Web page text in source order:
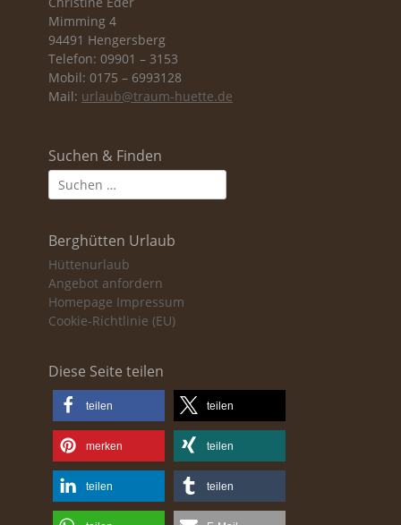
Mimming 4
94491 Hengersberg
Telefon: 09901 – 3153
Mobil: 0175 – 6993128
Mail: urlaub@traum-huette.de
Suchen & Finden
Suchen
nach:
Berghütten Urlaub
Hüttenurlaub
Angebot anfordern
Homepage Impressum
Cookie-Richtlinie (EU)
Diese Seite teilen
teilen teilen
merken teilen
teilen teilen